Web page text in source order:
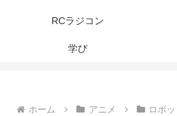
RCラジコン
学び
ホーム アニメ ロボッ